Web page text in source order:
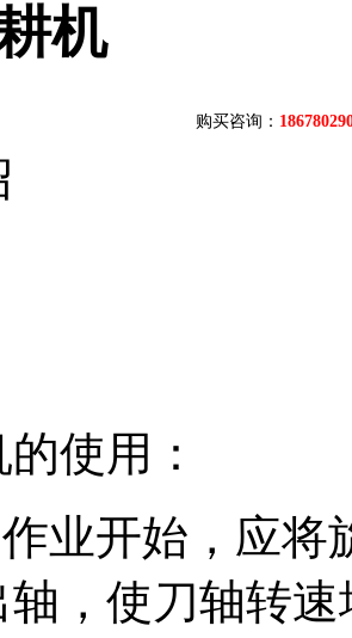
机
购买咨询：
使用：
开始，应将
，使刀轴转